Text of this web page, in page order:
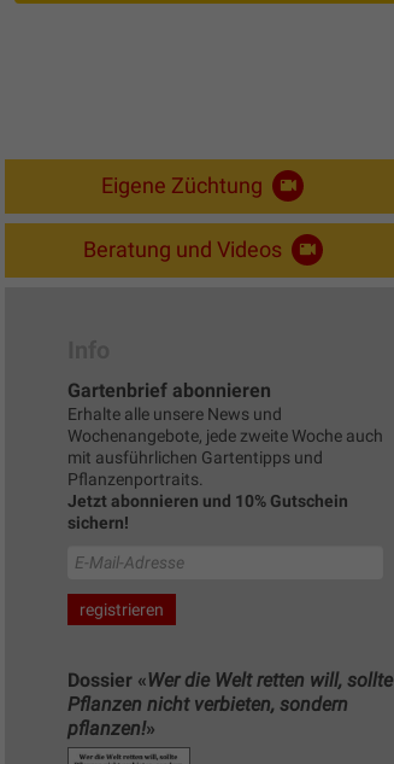
Eigene Züchtung
Beratung und Videos
Gartenbrief abonnieren
Erhalte alle unsere News und
Wochenangebote, jede zweite Woche auch
mit ausführlichen Gartentipps und
Pflanzenportraits.
Jetzt abonnieren und 10% Gutschein
sichern!
Dossier «Wer die Welt retten will, sollte
Pflanzen nicht verbieten, sondern
pflanzen!»